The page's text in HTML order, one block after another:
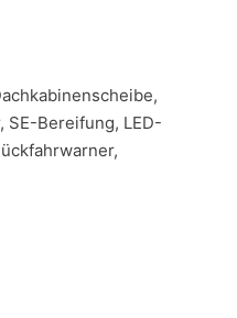
Bereifung, LED-